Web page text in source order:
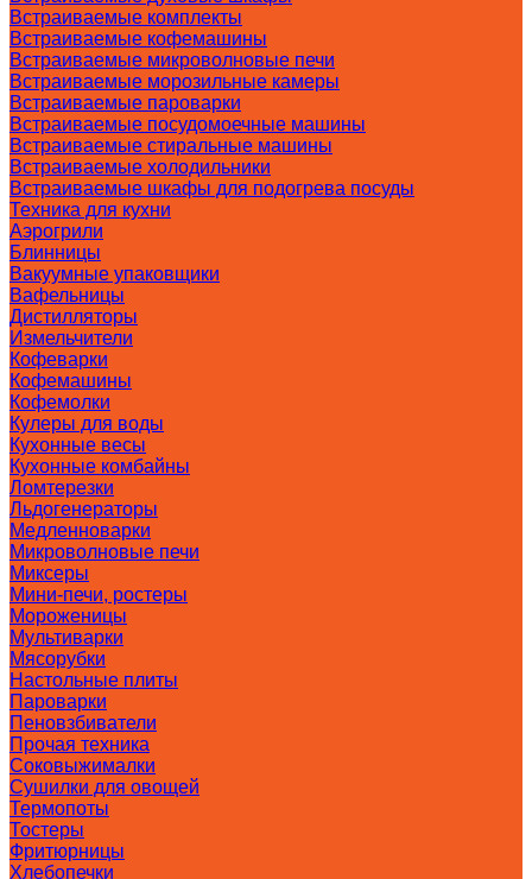
Встраиваемые комплекты
Встраиваемые кофемашины
Встраиваемые микроволновые печи
Встраиваемые морозильные камеры
Встраиваемые пароварки
Встраиваемые посудомоечные машины
Встраиваемые стиральные машины
Встраиваемые холодильники
Встраиваемые шкафы для подогрева посуды
Техника для кухни
Аэрогрили
Блинницы
Вакуумные упаковщики
Вафельницы
Дистилляторы
Измельчители
Кофеварки
Кофемашины
Кофемолки
Кулеры для воды
Кухонные весы
Кухонные комбайны
Ломтерезки
Льдогенераторы
Медленноварки
Микроволновые печи
Миксеры
Мини-печи, ростеры
Мороженицы
Мультиварки
Мясорубки
Настольные плиты
Пароварки
Пеновзбиватели
Прочая техника
Соковыжималки
Сушилки для овощей
Термопоты
Тостеры
Фритюрницы
Хлебопечки